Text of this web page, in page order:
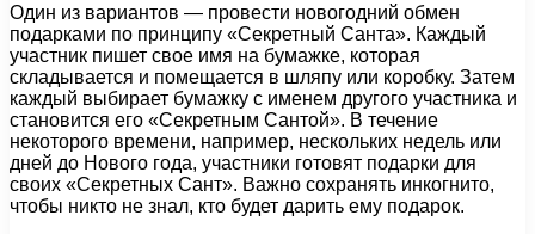
Один из вариантов — провести новогодний обмен
подарками по принципу «Секретный Санта». Каждый
участник пишет свое имя на бумажке, которая
складывается и помещается в шляпу или коробку. Затем
каждый выбирает бумажку с именем другого участника и
становится его «Секретным Сантой». В течение
некоторого времени, например, нескольких недель или
дней до Нового года, участники готовят подарки для
своих «Секретных Сант». Важно сохранять инкогнито,
чтобы никто не знал, кто будет дарить ему подарок.